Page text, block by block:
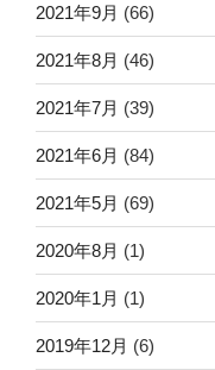
2021年9月 (66)
2021年8月 (46)
2021年7月 (39)
2021年6月 (84)
2021年5月 (69)
2020年8月 (1)
2020年1月 (1)
2019年12月 (6)